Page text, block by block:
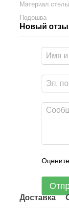
Материал
Подошва
Новый
Доставка